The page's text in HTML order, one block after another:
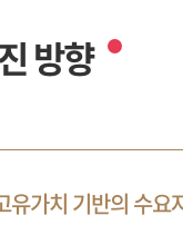
방향
유가치 기반의 수요